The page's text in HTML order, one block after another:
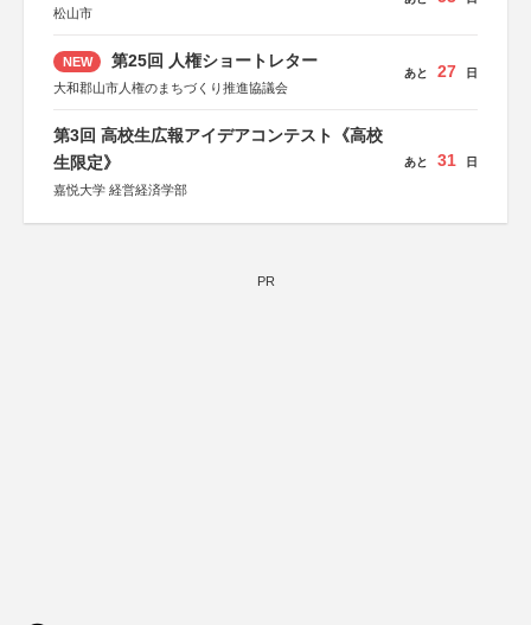
松山市
NEW 第25回 人権ショートレター
大和郡山市人権のまちづくり推進協議会
あと 27 日
第3回 高校生広報アイデアコンテスト《高校
生限定》
嘉悦大学 経営経済学部
あと 31 日
PR